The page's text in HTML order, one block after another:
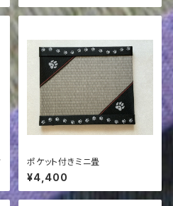
ポケット付きミニ畳
¥4,400